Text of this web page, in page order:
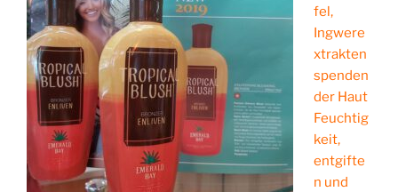
fel,
Ingwere
xtrakten
spenden
der Haut
Feuchtig
keit,
entgifte
n und